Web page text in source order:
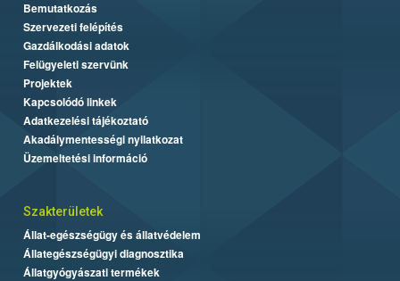
Bemutatkozás
Szervezeti felépítés
Gazdálkodási adatok
Felügyeleti szervünk
Projektek
Kapcsolódó linkek
Adatkezelési tájékoztató
Akadálymentességi nyilatkozat
Üzemeltetési információ
Szakterületek
Állat-egészségügy és állatvédelem
Állategészségügyi diagnosztika
Állatgyógyászati termékek